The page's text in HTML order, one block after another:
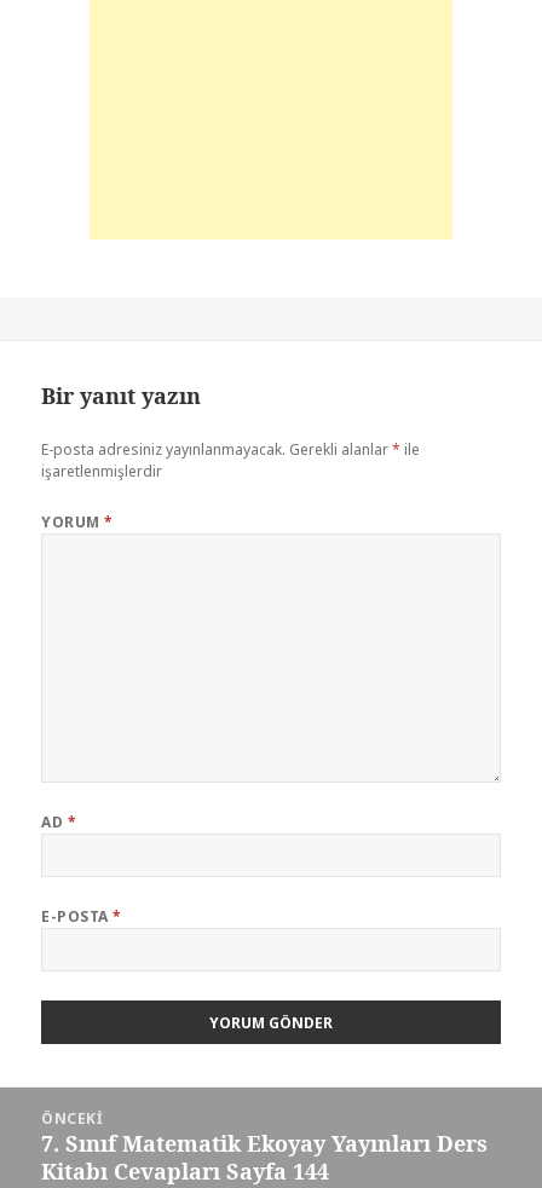
Bir yanıt yazın
E-posta adresiniz yayınlanmayacak. Gerekli alanlar* ile
işaretlenmişlerdir
YORUM*
AD *
E-POSTA*
gezinmesi
ÖNCEKI
Önceki
yazı:
7. Sınıf Matematik Ekoyay Yayınları Ders
Kitabı Cevapları Sayfa 144